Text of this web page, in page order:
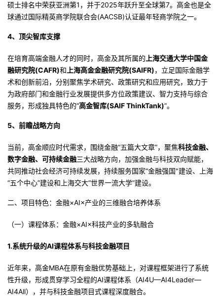
硕士排名中荣获亚洲第1，并于2025年跃升至全球第7。高金也是全
球通过国际精英商学院联合会(AACSB)认证最年轻商学院之一。
4、 顶尖智库支撑
在培育高端金融人才的同时，高金及其所属的 上海交通大学中国金
融研究院(CAFR)和 上海高金金融研究院(SAIFR)，立足国际金融学
术和创新前沿，分别聚焦学术研究、政策研究和应用研究，致力于
为政府部门和金融行业发展提供多方位政策建议、智力支持与综合
服务，形成独具特色的“高金智库(SAIF ThinkTank)”。
5、前瞻战略方向
当前，高金顺应时代需求，围绕金融“五篇大文章”，聚焦科技金融、
数字金融、可持续金融三大战略方向，加强金融与科技双向赋能，
共同推动社会经济可持续发展，持续服务国家“金融强国"建设、上海
“五个中心”建设和上海交大“世界一流大学”建设。
二、项目特色：金融×AI×产业的三维融合培养体系
（一） 课程体系：金融×AI×科技产业的多轨融合
1.系统升级的AI课程体系与科技金融项目
近年来，高金MBA在原有金融优势基础上，对课程框架进行了系统
性升级，形成贯穿学习全程的AI课程体系（AI4U—AI4Leader—
AI4All），并与科技金融项目式课程深度融合。